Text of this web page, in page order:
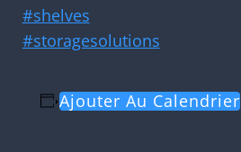
#shelves
#storagesolutions
Ajouter Au Calendrier